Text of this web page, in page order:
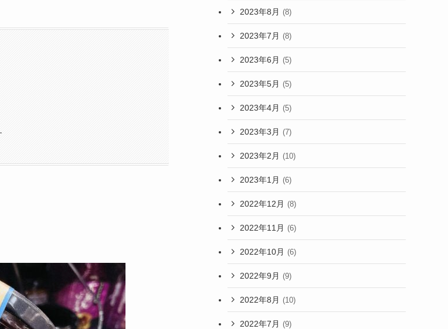
2023年8月 (8)
2023年7月 (8)
2023年6月 (5)
2023年5月 (5)
2023年4月 (5)
2023年3月 (7)
2023年2月 (10)
2023年1月 (6)
2022年12月 (8)
2022年11月 (6)
2022年10月 (6)
2022年9月 (9)
2022年8月 (10)
2022年7月 (9)